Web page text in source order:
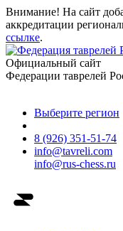
Внимание! На сайт
аккредитации
ссылке.
Официальный сайт
Федерации таврелей
Выберите регион
8 (926) 351-51-74
info@tavreli.com
info@rus-chess.ru